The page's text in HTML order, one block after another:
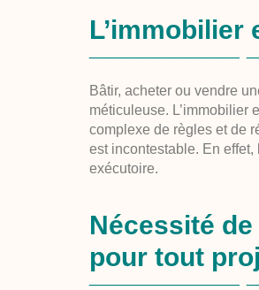
L’immobilier
Bâtir, acheter ou vendre
méticuleuse. L’immobilier
complexe de règles et de
est incontestable. En
exécutoire.
Nécessité
pour tout